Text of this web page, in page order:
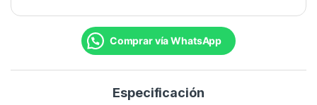
Comprar vía WhatsApp
Especificación